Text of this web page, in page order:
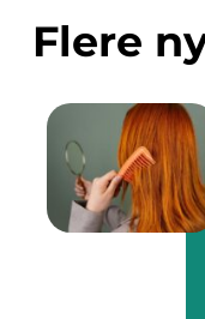
Flere